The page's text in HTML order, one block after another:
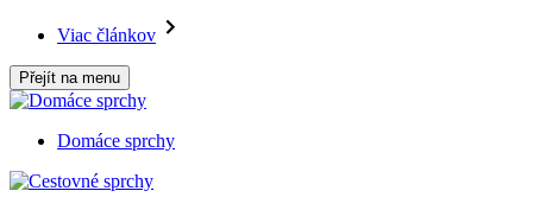
Viac článkov
Přejít na menu
Domáce sprchy